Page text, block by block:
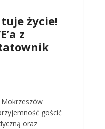
życie!
z
gościć
oraz